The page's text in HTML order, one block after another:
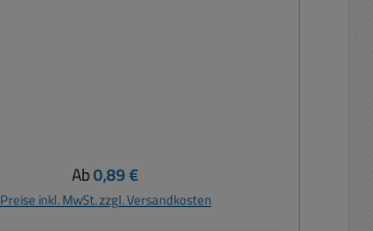
Regulärer Preis:
Ab0,89 €
Preise inkl. MwSt. zzgl. Versandkosten